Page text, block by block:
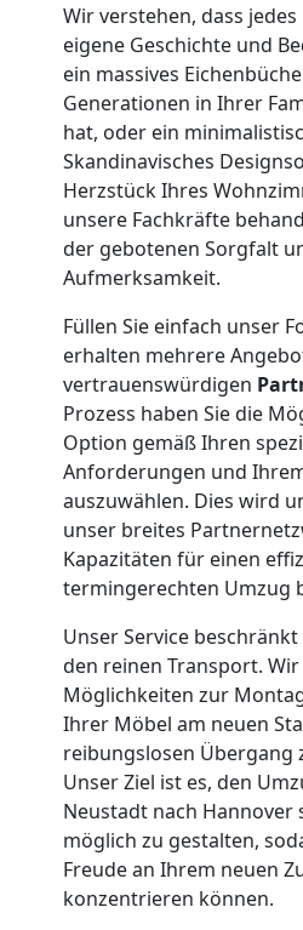
Wir verstehen, dass jedes
eigene Geschichte und
ein massives
Generationen in Ihrer
hat, oder ein
Skandinavisches
Herzstück Ihres
unsere Fachkräfte
der gebotenen Sorgfalt
Aufmerksamkeit.
Füllen Sie einfach unser
erhalten mehrere
vertrauenswürdigen
Prozess haben Sie die
Option gemäß Ihren
Anforderungen und
auszuwählen. Dies wird
unser breites
Kapazitäten für einen
termingerechten Umzug
Unser Service
den reinen Transport.
Möglichkeiten zur
Ihrer Möbel am neuen
reibungslosen Übergang
Unser Ziel ist es, den
Neustadt nach Hannover
möglich zu gestalten,
Freude an Ihrem neuen
konzentrieren können.
Neustadt
Umzug
Wiener
Neustadt
Mann
LKW
Möbellift
Wiener
Neustadt
Übersiedlung
Wiener